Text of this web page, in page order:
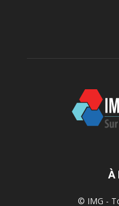
À
© IMG -